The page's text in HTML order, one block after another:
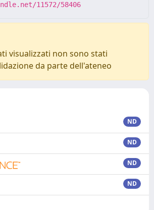
11572/58406
visualizzati non sono stati
da parte dell'ateneo
ND
ND
ND
ND